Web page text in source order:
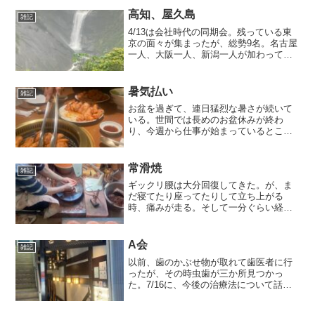
結構家でお酒を呑んでいる。ビデオに溜
まった番組を観ながら、ぐ...
雑記 高知、屋久島
4/13は会社時代の同期会。残っている東
京の面々が集まったが、総勢9名。名古屋
一人、大阪一人、新潟一人が加わってだ
で会社に残ったのは半分いるかいない
か。ほぼ全員退職と...
雑記 暑気払い
お盆を過ぎて、連日猛烈な暑さが続いて
いる。世間では長めのお盆休みが終わ
り、今週から仕事が始まっているところ
てもよいというだけで、会社を辞めた値
打ちがある（笑)。長期予報...
雑記 常滑焼
ギックリ腰は大分回復してきた。が、ま
だ寝てたり座ってたりして立ち上がる
時、痛みが走る。そして一分ぐらい経た
で、生活は普段通りに戻している。しか
し最低限の以前に入れた予定を...
雑記 A会
以前、歯のかぶせ物が取れて歯医者に行
ったが、その時虫歯が三か所見つかっ
た。7/16に、今後の治療法について話し